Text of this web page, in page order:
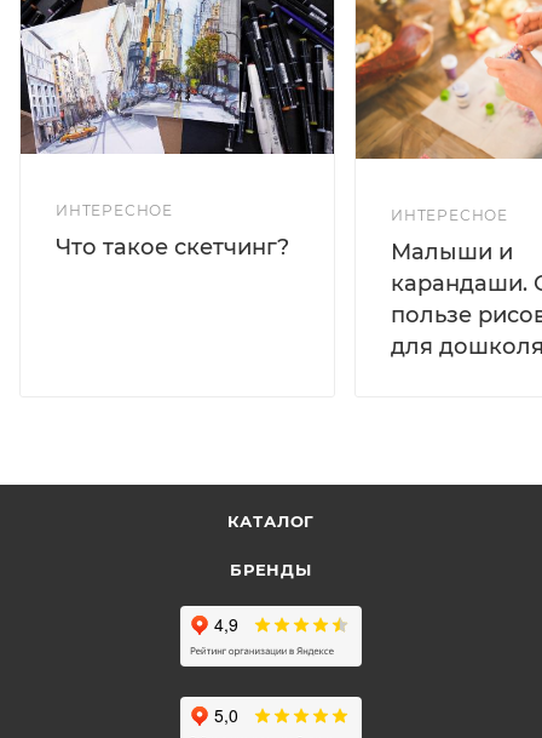
ИНТЕРЕСНОЕ
Что такое скетчинг?
ИНТЕРЕСНОЕ
Малыши и
карандаши.
пользе
для
КАТАЛОГ
БРЕНДЫ